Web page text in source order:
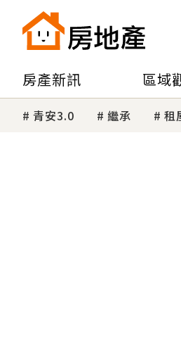
房產新訊 區域
青安3.0 繼承 租